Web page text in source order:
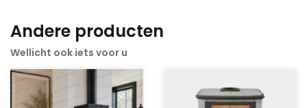
Andere producten
Wellicht ook iets voor u